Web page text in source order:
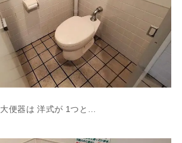
大便器は 洋式が 1つと…